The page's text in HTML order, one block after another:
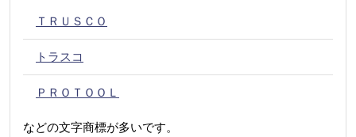
ＴＲＵＳＣＯ
トラスコ
ＰＲＯＴＯＯＬ
などの文字商標が多いです。